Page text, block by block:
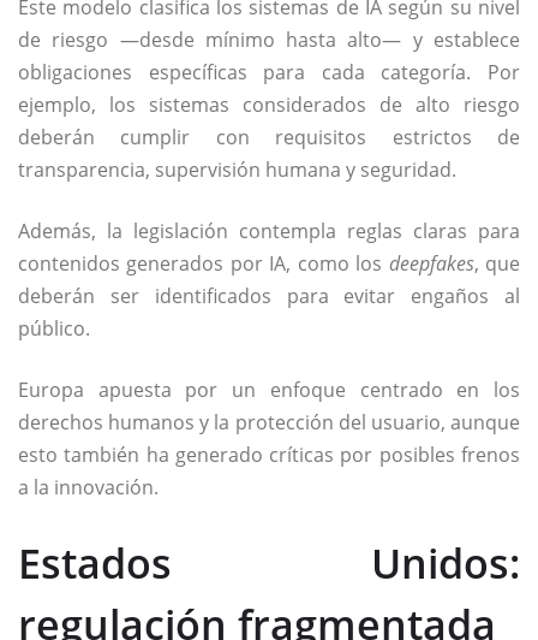
Este modelo clasifica los sistemas de IA según su nivel
de riesgo —desde mínimo hasta alto— y establece
obligaciones específicas para cada categoría. Por
ejemplo, los sistemas considerados de alto riesgo
deberán cumplir con requisitos estrictos de
transparencia, supervisión humana y seguridad.
Además, la legislación contempla reglas claras para
contenidos generados por IA, como los deepfakes, que
deberán ser identificados para evitar engaños al
público.
Europa apuesta por un enfoque centrado en los
derechos humanos y la protección del usuario, aunque
esto también ha generado críticas por posibles frenos
a la innovación.
Estados Unidos:
regulación fragmentada